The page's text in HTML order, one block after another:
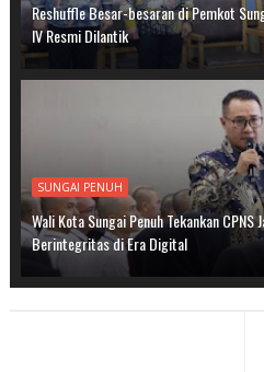
Reshuffle Besar-besaran di Pemkot
IV Resmi Dilantik
SUNGAI PENUH
Wali Kota Sungai Penuh Tekankan
Berintegritas di Era Digital